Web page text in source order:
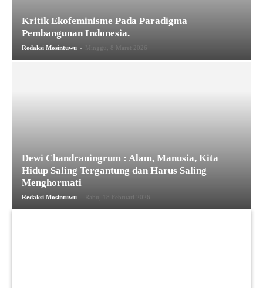
Kritik Ekofeminisme Pada Paradigma
Pembangunan Indonesia.
Redaksi Mosintuwu - Minggu, 8 Maret 2026
Dewi Chandraningrum : Alam, Manusia, Kita
Hidup Saling Tergantung dan Harus Saling
Menghormati
Redaksi Mosintuwu - Rabu, 18 Februari 2026